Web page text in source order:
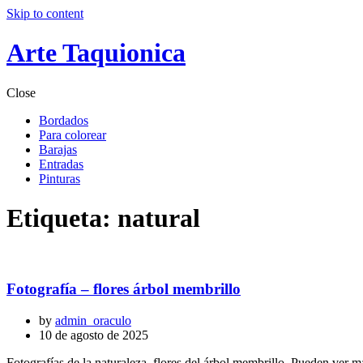
Skip to content
Arte Taquionica
Close
Bordados
Para colorear
Barajas
Entradas
Pinturas
Etiqueta: natural
Fotografía – flores árbol membrillo
by admin_oraculo
10 de agosto de 2025